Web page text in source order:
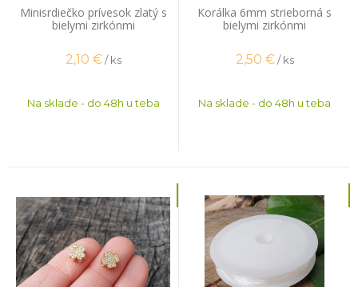
Minisrdiečko prívesok zlatý s
bielymi zirkónmi
2,10 € / ks
Na sklade - do 48h u teba
Korálka 6mm strieborná s
bielymi zirkónmi
2,50 € / ks
Na sklade - do 48h u teba